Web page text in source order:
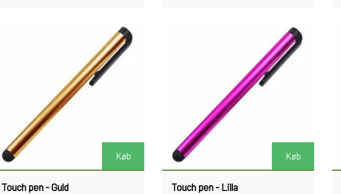
Køb
Touch pen - Guld
Køb
Touch pen - Lilla